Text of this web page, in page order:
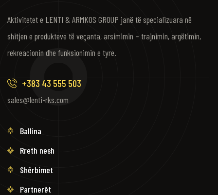
Aktivitetet e LENTI & ARMKOS GROUP janë të specializuara në
shitjen e produkteve të veçanta, arsimimin – trajnimin, argëtimin,
rekreacionin dhe funksionimin e tyre.
+383 43 555 503
sales@lenti-rks.com
Ballina
Rreth nesh
Shërbimet
Partnerët